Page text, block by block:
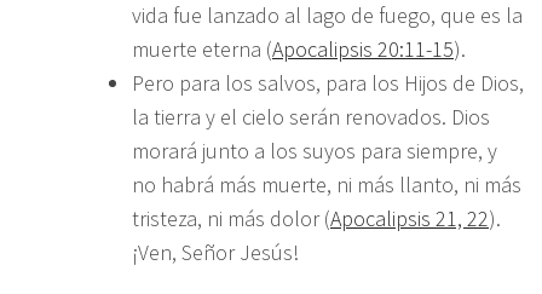
vida fue lanzado al lago de fuego, que es la
muerte eterna (Apocalipsis 20:11-15).
Pero para los salvos, para los Hijos de Dios,
la tierra y el cielo serán renovados. Dios
morará junto a los suyos para siempre, y
no habrá más muerte, ni más llanto, ni más
tristeza, ni más dolor (Apocalipsis 21, 22).
¡Ven, Señor Jesús!